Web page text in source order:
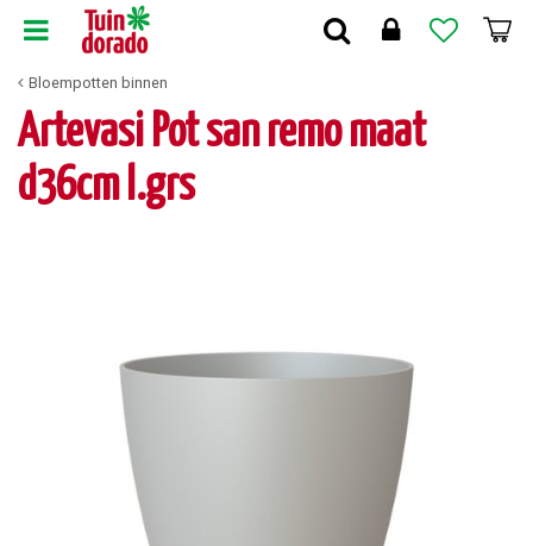
Bloempotten binnen
Artevasi Pot san remo maat
d36cm l.grs